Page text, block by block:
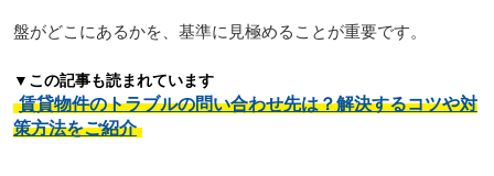
盤がどこにあるかを、基準に見極めることが重要です。
▼この記事も読まれています
賃貸物件のトラブルの問い合わせ先は？解決するコツや対
策方法をご紹介